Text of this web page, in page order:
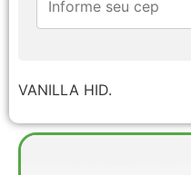
VANILLA HID.